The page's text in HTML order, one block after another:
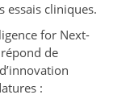
essais cliniques.
for Next-
de
: